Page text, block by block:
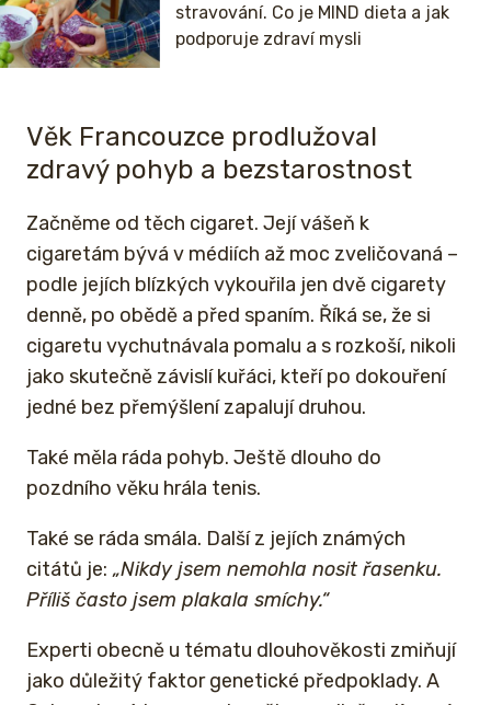
stravování. Co je MIND dieta a jak
podporuje zdraví mysli
Věk Francouzce prodlužoval
zdravý pohyb a bezstarostnost
Začněme od těch cigaret. Její vášeň k
cigaretám bývá v médiích až moc zveličovaná –
podle jejích blízkých vykouřila jen dvě cigarety
denně, po obědě a před spaním. Říká se, že si
cigaretu vychutnávala pomalu a s rozkoší, nikoli
jako skutečně závislí kuřáci, kteří po dokouření
jedné bez přemýšlení zapalují druhou.
Také měla ráda pohyb. Ještě dlouho do
pozdního věku hrála tenis.
Také se ráda smála. Další z jejích známých
citátů je: „Nikdy jsem nemohla nosit řasenku.
Příliš často jsem plakala smíchy.“
Experti obecně u tématu dlouhověkosti zmiňují
jako důležitý faktor genetické předpoklady. A